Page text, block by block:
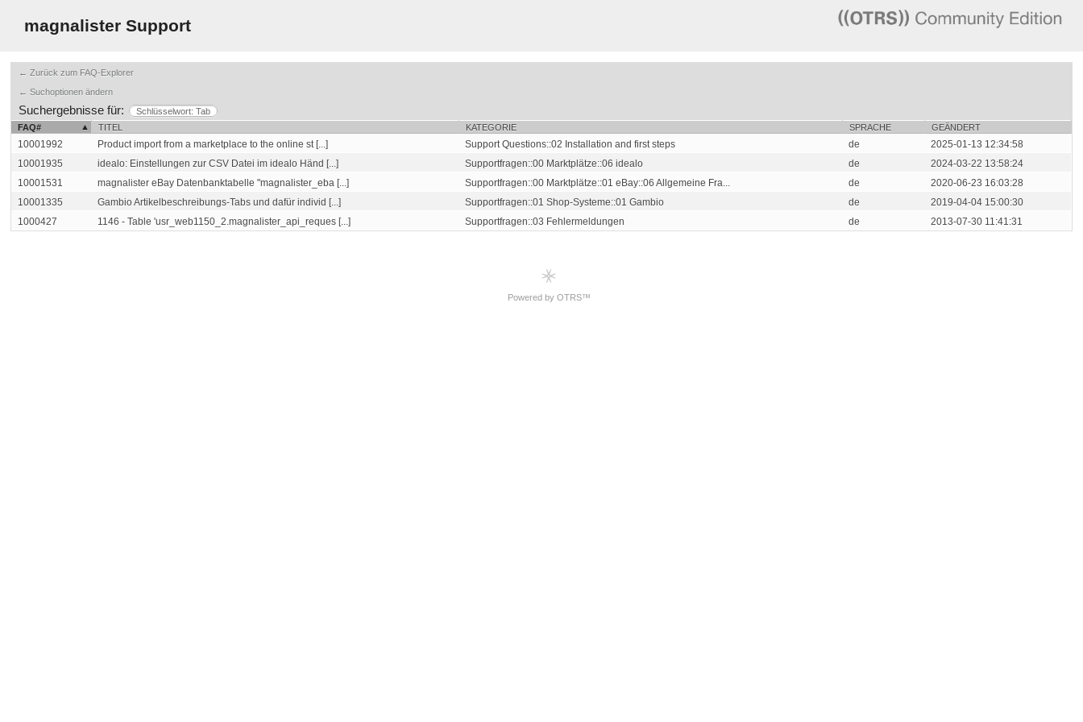
magnalister Support
← Zurück zum FAQ-Explorer
← Suchoptionen ändern
Suchergebnisse für:
Schlüsselwort: Tab
FAQ#
TITEL KATEGORIE SPRACHE GEÄNDERT
10001992 Product import from a marketplace to the online st [...] Support Questions::02 Installation and first steps de
2025-01-13 12:34:58
10001935
idealo: Einstellungen zur CSV Datei im idealo Händ [...] Supportfragen::00 Marktplätze::06 idealo de
2024-03-22 13:58:24
10001531
magnalister eBay Datenbanktabelle "magnalister_eba [...] Supportfragen::00 Marktplätze::01 eBay::06 Allgemeine Fra... de
2020-06-23 16:03:28
10001335
Gambio Artikelbeschreibungs-Tabs und dafür individ [...] Supportfragen::01 Shop-Systeme::01 Gambio de
2019-04-04 15:00:30
1000427
1146 - Table 'usr_web1150_2.magnalister_api_reques [...] Supportfragen::03 Fehlermeldungen de 2013-07-30 11:41:31
Powered by OTRS™